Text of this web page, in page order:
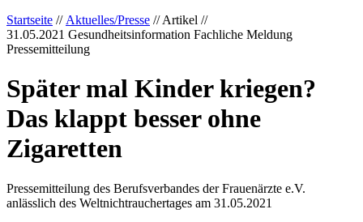
Startseite // Aktuelles/Presse // Artikel //
31.05.2021 Gesundheitsinformation Fachliche Meldung
Pressemitteilung
Später mal Kinder kriegen?
Das klappt besser ohne
Zigaretten
Pressemitteilung des Berufsverbandes der Frauenärzte e.V.
anlässlich des Weltnichtrauchertages am 31.05.2021